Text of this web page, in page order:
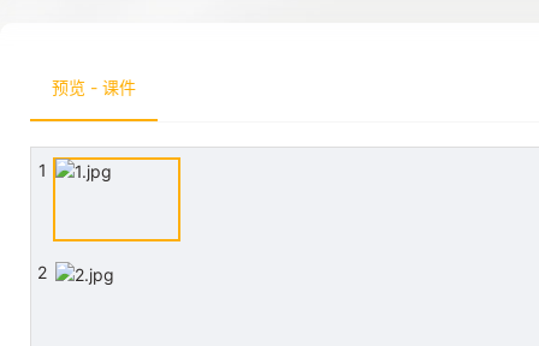
预览 - 课件
1
2